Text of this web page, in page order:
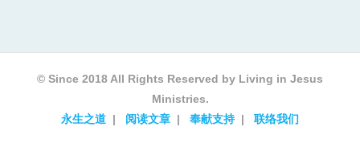
© Since 2018 All Rights Reserved by Living in Jesus
Ministries.
永生之道
阅读文章 奉献支持 联络我们